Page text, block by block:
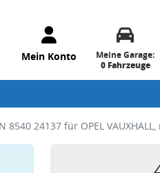
Mein Konto
Meine Garage:
0 Fahrzeuge
8540 24137 für OPEL